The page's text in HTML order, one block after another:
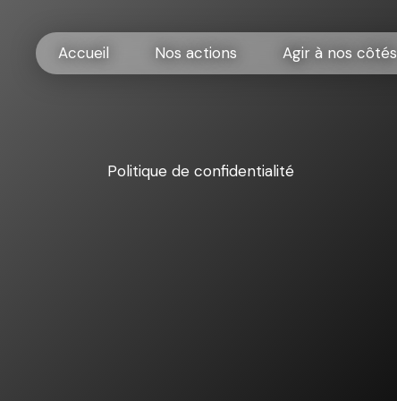
Accueil Nos actions Agir à nos côtés
Politique de confidentialité